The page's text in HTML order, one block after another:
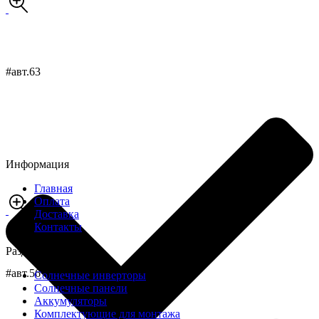
#авт.63
#авт.56
Информация
Главная
Оплата
Доставка
Контакты
Разделы
Солнечные инверторы
Солнечные панели
Аккумуляторы
Комплектующие для монтажа